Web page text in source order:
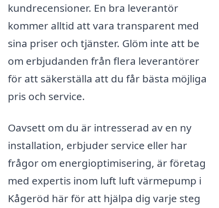
kundrecensioner. En bra leverantör
kommer alltid att vara transparent med
sina priser och tjänster. Glöm inte att be
om erbjudanden från flera leverantörer
för att säkerställa att du får bästa möjliga
pris och service.
Oavsett om du är intresserad av en ny
installation, erbjuder service eller har
frågor om energioptimisering, är företag
med expertis inom luft luft värmepump i
Kågeröd här för att hjälpa dig varje steg